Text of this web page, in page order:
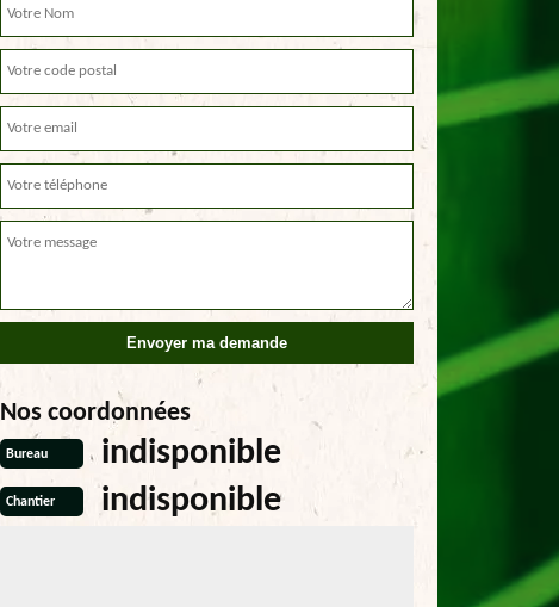
Nos coordonnées
Bureau indisponible
Chantier indisponible